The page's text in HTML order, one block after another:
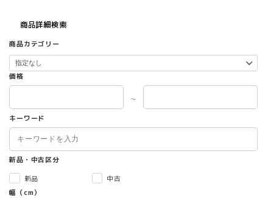
商品詳細検索
商品カテゴリー
価格
～
キーワード
新品・中古区分
新品
中古
幅（cm）